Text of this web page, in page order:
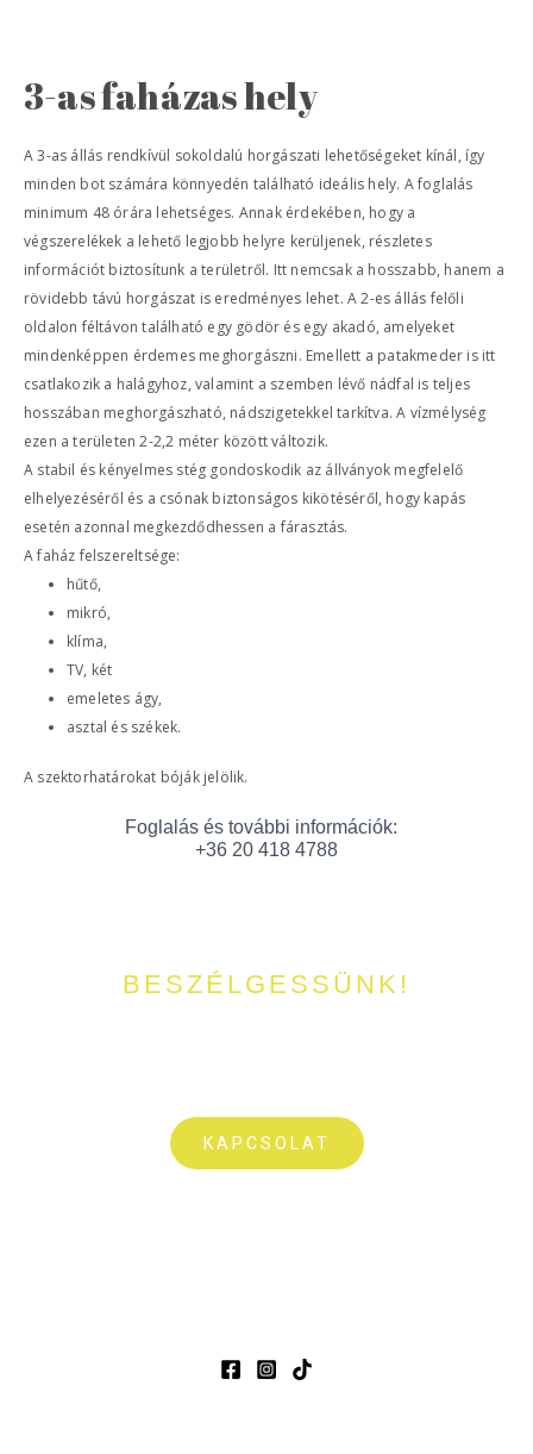
3-as faházas hely
A 3-as állás rendkívül sokoldalú horgászati lehetőségeket kínál, így
minden bot számára könnyedén található ideális hely. A foglalás
minimum 48 órára lehetséges. Annak érdekében, hogy a
végszerelékek a lehető legjobb helyre kerüljenek, részletes
információt biztosítunk a területről. Itt nemcsak a hosszabb, hanem a
rövidebb távú horgászat is eredményes lehet. A 2-es állás felőli
oldalon féltávon található egy gödör és egy akadó, amelyeket
mindenképpen érdemes meghorgászni. Emellett a patakmeder is itt
csatlakozik a halágyhoz, valamint a szemben lévő nádfal is teljes
hosszában meghorgászható, nádszigetekkel tarkítva. A vízmélység
ezen a területen 2-2,2 méter között változik.
A stabil és kényelmes stég gondoskodik az állványok megfelelő
elhelyezéséről és a csónak biztonságos kikötéséről, hogy kapás
esetén azonnal megkezdődhessen a fárasztás.
A faház felszereltsége:
hűtő,
mikró,
klíma,
TV, két
emeletes ágy,
asztal és székek.
A szektorhatárokat bóják jelölik.
Foglalás és további információk:
+36 20 418 4788
BESZÉLGESSÜNK!
KAPCSOLAT